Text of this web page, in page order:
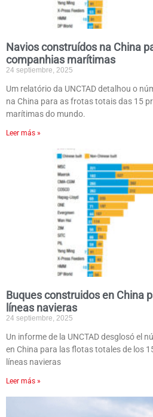
Navios construídos na China
companhias marítimas
24 septiembre, 2025
Um relatório da UNCTAD detalhou o
na China para as frotas totais das 15
marítimas do mundo.
Leer más »
Buques construidos en China
líneas navieras
24 septiembre, 2025
Un informe de la UNCTAD desglosó el
en China para las flotas totales de los
líneas navieras
Leer más »